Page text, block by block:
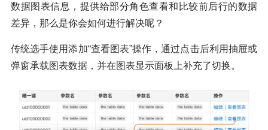
数据图表信息，提供给部分角色查看和比较前后行的数据
差异，那么是你会如何进行解决呢？
传统选手使用添加“查看图表”操作，通过点击后利用抽屉或
弹窗承载图表数据，并在图表显示面板上补充了切换。